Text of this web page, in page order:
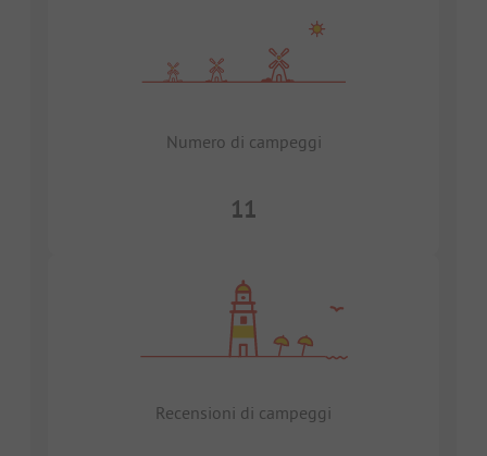
Numero di campeggi
11
Recensioni di campeggi